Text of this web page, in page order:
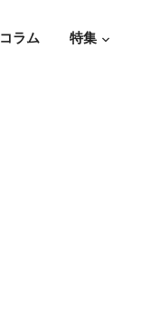
コラム 特集